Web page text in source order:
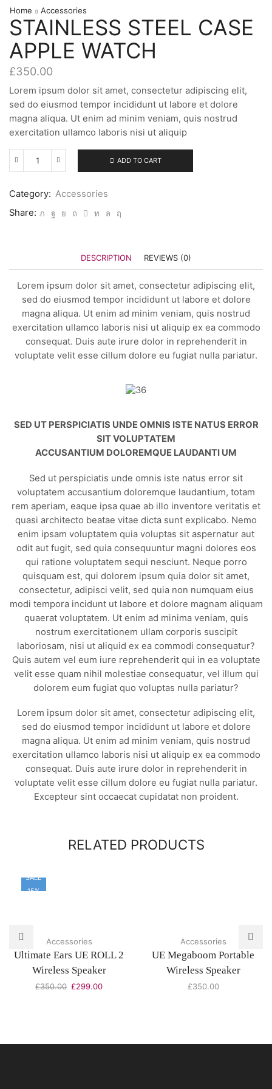
Home Accessories
STAINLESS STEEL CASE
APPLE WATCH
£350.00
Lorem ipsum dolor sit amet, consectetur adipiscing elit,
sed do eiusmod tempor incididunt ut labore et dolore
magna aliqua. Ut enim ad minim veniam, quis nostrud
exercitation ullamco laboris nisi ut aliquip
Stainless
Apple
quantity
ADD TO CART
Category: Accessories
Share:
DESCRIPTION REVIEWS (0)
Lorem ipsum dolor sit amet, consectetur adipiscing elit,
sed do eiusmod tempor incididunt ut labore et dolore
magna aliqua. Ut enim ad minim veniam, quis nostrud
exercitation ullamco laboris nisi ut aliquip ex ea commodo
consequat. Duis aute irure dolor in reprehenderit in
voluptate velit esse cillum dolore eu fugiat nulla pariatur.
SED UT PERSPICIATIS UNDE OMNIS ISTE NATUS ERROR
SIT VOLUPTATEM
ACCUSANTIUM DOLOREMQUE LAUDANTI UM
Sed ut perspiciatis unde omnis iste natus error sit
voluptatem accusantium doloremque laudantium, totam
rem aperiam, eaque ipsa quae ab illo inventore veritatis et
quasi architecto beatae vitae dicta sunt explicabo. Nemo
enim ipsam voluptatem quia voluptas sit aspernatur aut
odit aut fugit, sed quia consequuntur magni dolores eos
qui ratione voluptatem sequi nesciunt. Neque porro
quisquam est, qui dolorem ipsum quia dolor sit amet,
consectetur, adipisci velit, sed quia non numquam eius
modi tempora incidunt ut labore et dolore magnam aliquam
quaerat voluptatem. Ut enim ad minima veniam, quis
nostrum exercitationem ullam corporis suscipit
laboriosam, nisi ut aliquid ex ea commodi consequatur?
Quis autem vel eum iure reprehenderit qui in ea voluptate
velit esse quam nihil molestiae consequatur, vel illum qui
dolorem eum fugiat quo voluptas nulla pariatur?
Lorem ipsum dolor sit amet, consectetur adipiscing elit,
sed do eiusmod tempor incididunt ut labore et dolore
magna aliqua. Ut enim ad minim veniam, quis nostrud
exercitation ullamco laboris nisi ut aliquip ex ea commodo
consequat. Duis aute irure dolor in reprehenderit in
voluptate velit esse cillum dolore eu fugiat nulla pariatur.
Excepteur sint occaecat cupidatat non proident.
RELATED PRODUCTS
SALE
15%
Accessories
Ultimate Ears UE ROLL 2
Wireless Speaker
£350.00 £299.00
Accessories
UE Megaboom Portable
Wireless Speaker
£350.00